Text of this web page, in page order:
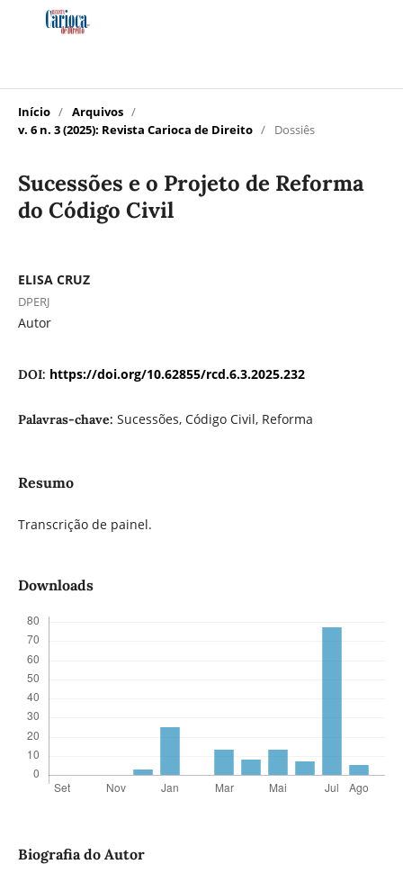
Início / Arquivos /
v. 6 n. 3 (2025): Revista Carioca de Direito / Dossiês
Sucessões e o Projeto de Reforma
do Código Civil
ELISA CRUZ
DPERJ
Autor
DOI: https://doi.org/10.62855/rcd.6.3.2025.232
Palavras-chave: Sucessões, Código Civil, Reforma
Resumo
Transcrição de painel.
Downloads
Biografia do Autor